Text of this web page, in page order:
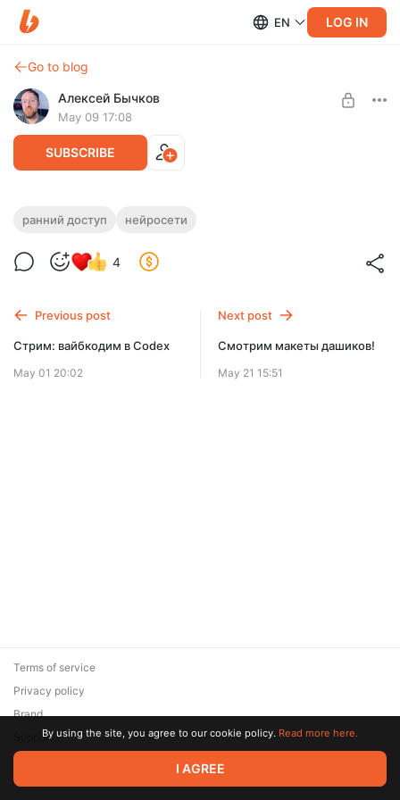
EN LOG IN
Go to blog
Алексей Бычков
May 09 17:08
SUBSCRIBE
Мак сам печатает! А ты просто жмешь
Нейросеть которая знает твои мысли, когда ты печатаешь!
ранний доступ нейросети
4
Previous post
Стрим: вайбкодим в Codex
May 01 20:02
Next post
Смотрим макеты дашиков!
May 21 15:51
© 2026 Zaya Solutions Limited. All rights reserved. All trademarks
are the property of their respective owners.
Terms of service
Privacy policy
Brand
SupportBy using the site, you agree to our cookie policy. Read more here.
I AGREE